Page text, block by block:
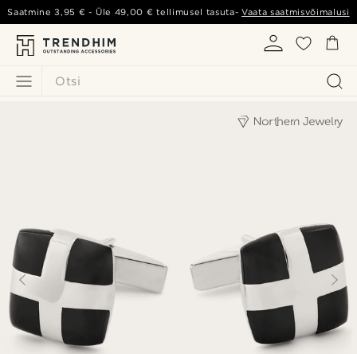
Otsi
Saatmine3,95 € - Üle 49,00 € tellimusel tasuta-Vaata saatmisvõimalusi